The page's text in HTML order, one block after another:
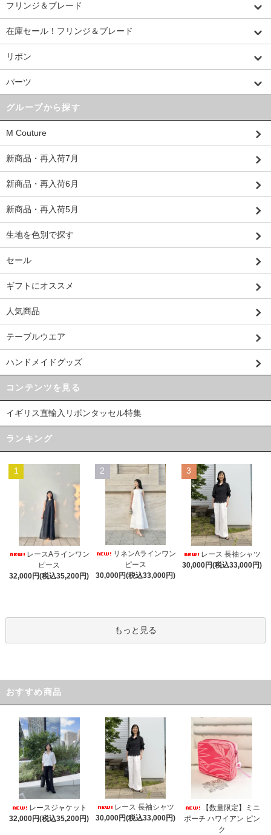
フリンジ＆ブレード
在庫セール！フリンジ＆ブレード
リボン
パーツ
グループから探す
M Couture
新商品・再入荷7月
新商品・再入荷6月
新商品・再入荷5月
生地を色別で探す
セール
ギフトにオススメ
人気商品
テーブルウエア
ハンドメイドグッズ
コンテンツを見る
イギリス直輸入リボンタッセル特集
ランキング
1
レースAラインワン
ピース
32,000円(税込35,200円)
2
リネンAラインワン
ピース
30,000円(税込33,000円)
3
レース 長袖シャツ
30,000円(税込33,000円)
もっと見る
おすすめ商品
レースジャケット
32,000円(税込35,200円)
レース 長袖シャツ
30,000円(税込33,000円)
【数量限定】ミニ
ポーチ ハワイアン ピン
ク